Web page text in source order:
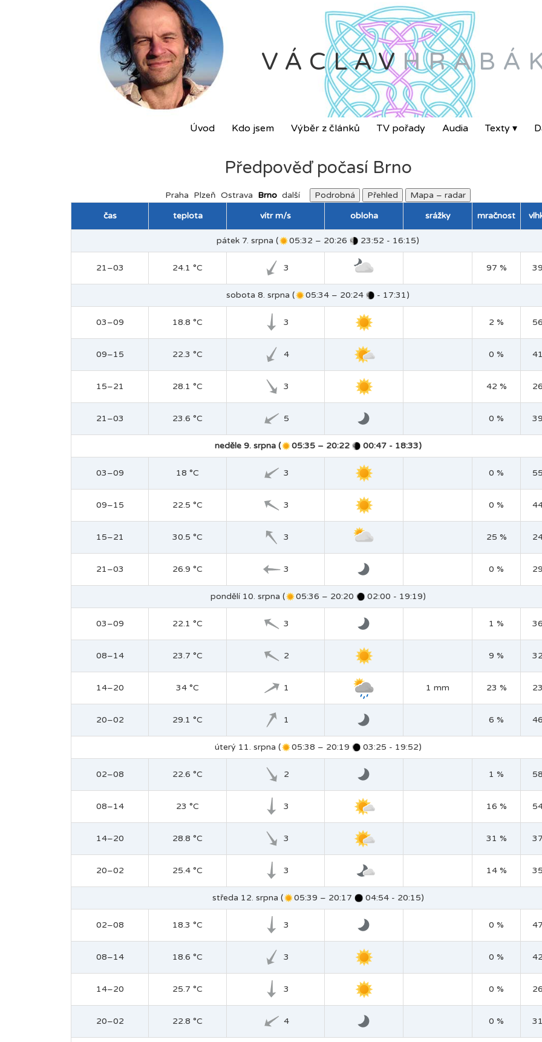
VÁCLAV
Úvod Kdo jsem Výběr z článků TV pořady Audia Texty ▾
Předpověď počasí Brno
Praha Plzeň Ostrava Brno další Podrobná Přehled
Mapa – radar
čas
teplota vítr m/s obloha srážky mračnost
pátek 7. srpna ( 05:32 – 20:26 23:52 - 16:15)
21–03 24.1 °C 3 97 %
sobota 8. srpna ( 05:34 – 20:24 - 17:31)
03–09 18.8 °C 3 2 %
09–15 22.3 °C 4 0 %
15–21 28.1 °C 3 42 %
21–03 23.6 °C 5 0 %
neděle 9. srpna ( 05:35 – 20:22 00:47 - 18:33)
03–09 18 °C 3 0 %
09–15 22.5 °C 3 0 %
15–21 30.5 °C 3 25 %
21–03 26.9 °C 3 0 %
pondělí 10. srpna ( 05:36 – 20:20 02:00 - 19:19)
03–09 22.1 °C 3 1 %
08–14 23.7 °C 2 9 %
14–20 34 °C 1 1 mm 23 %
20–02 29.1 °C 1 6 %
úterý 11. srpna ( 05:38 – 20:19 03:25 - 19:52)
02–08 22.6 °C 2 1 %
08–14 23 °C 3 16 %
14–20 28.8 °C 3 31 %
20–02 25.4 °C 3 14 %
středa 12. srpna ( 05:39 – 20:17 04:54 - 20:15)
02–08 18.3 °C 3 0 %
08–14 18.6 °C 3 0 %
14–20 25.7 °C 3 0 %
20–02 22.8 °C 4 0 %